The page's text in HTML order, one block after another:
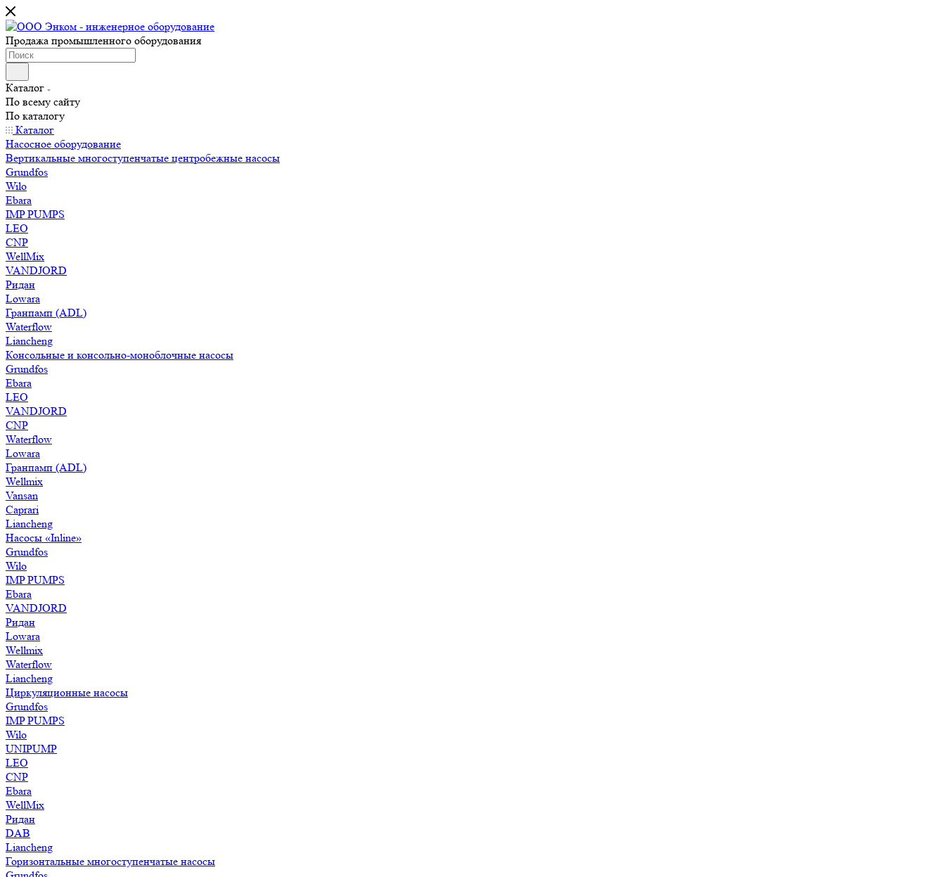
Продажа промышленного оборудования
Каталог
По всему сайту
По каталогу
Каталог
Насосное оборудование
Вертикальные многоступенчатые центробежные насосы
Grundfos
Wilo
Ebara
IMP PUMPS
LEO
CNP
WellMix
VANDJORD
Ридан
Lowara
Гранпамп (ADL)
Waterflow
Liancheng
Консольные и консольно-моноблочные насосы
Grundfos
Ebara
LEO
VANDJORD
CNP
Waterflow
Lowara
Гранпамп (ADL)
Wellmix
Vansan
Caprari
Liancheng
Насосы «Inline»
Grundfos
Wilo
IMP PUMPS
Ebara
VANDJORD
Ридан
Lowara
Wellmix
Waterflow
Liancheng
Циркуляционные насосы
Grundfos
IMP PUMPS
Wilo
UNIPUMP
LEO
CNP
Ebara
WellMix
Ридан
DAB
Liancheng
Горизонтальные многоступенчатые насосы